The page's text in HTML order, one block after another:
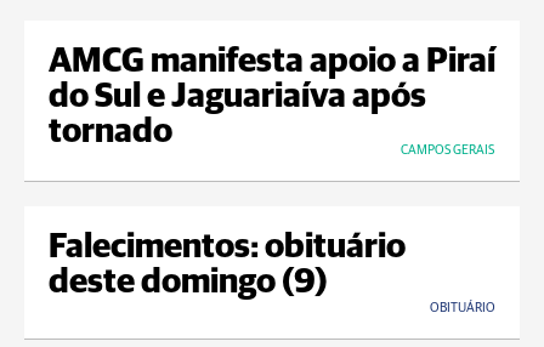
AMCG manifesta apoio a Piraí
do Sul e Jaguariaíva após
tornado
CAMPOS GERAIS
Falecimentos: obituário
deste domingo (9)
OBITUÁRIO